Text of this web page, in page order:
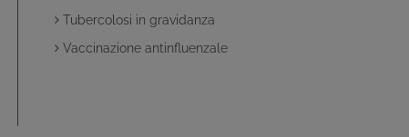
Tubercolosi in gravidanza
Vaccinazione antinfluenzale